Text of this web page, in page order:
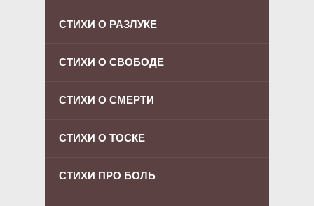
СТИХИ О РАЗЛУКЕ
СТИХИ О СВОБОДЕ
СТИХИ О СМЕРТИ
СТИХИ О ТОСКЕ
СТИХИ ПРО БОЛЬ